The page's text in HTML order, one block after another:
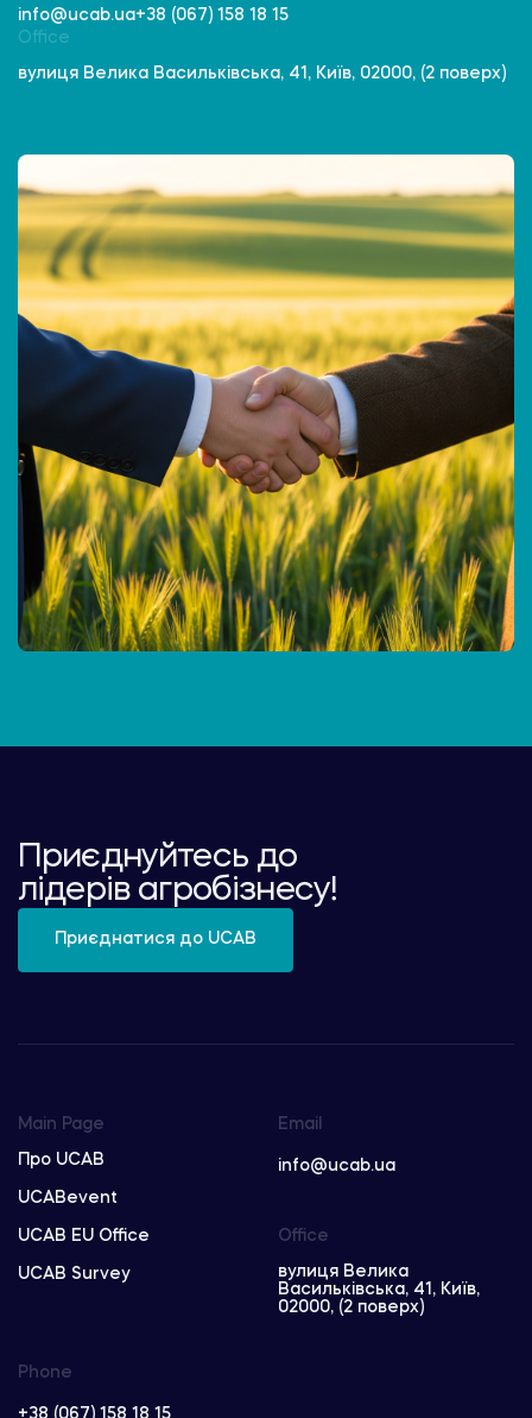
info@ucab.ua+38 (067) 158 18 15
Office
вулиця Велика Васильківська, 41, Київ, 02000, (2 поверх)
Приєднуйтесь до
лідерів агробізнесу!
Приєднатися до UCAB
Main Page
Про UCAB
UCABevent
UCAB EU Office
UCAB Survey
Email
info@ucab.ua
Phone
+38 (067) 158 18 15
Office
вулиця Велика
Васильківська, 41, Київ,
02000, (2 поверх)